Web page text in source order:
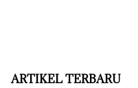
ARTIKEL TERBARU